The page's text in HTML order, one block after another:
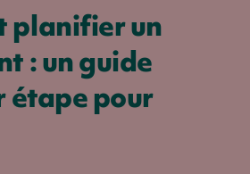
planifier un
: un guide
étape pour